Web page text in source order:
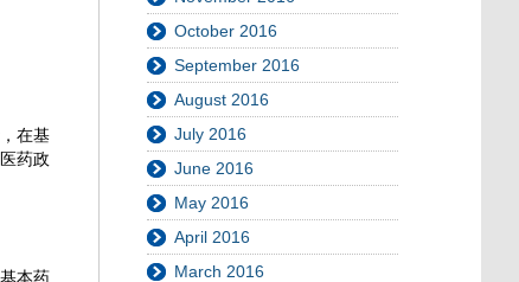
在基
药政
本药
October 2016
September 2016
August 2016
July 2016
June 2016
May 2016
April 2016
March 2016